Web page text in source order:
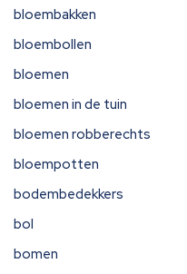
bloembakken
bloembollen
bloemen
bloemen in de tuin
bloemen robberechts
bloempotten
bodembedekkers
bol
bomen